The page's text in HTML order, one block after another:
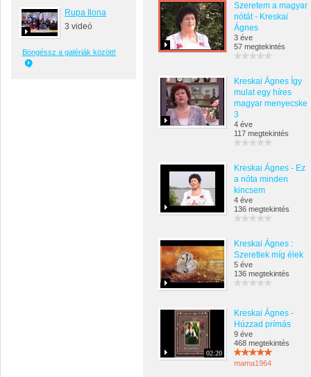
Rupa Ilona
3 videó
Böngéssz a galériák között!
Szeretem a magyar
nótát - Kreskai
Ágnes
3 éve
57 megtekintés
Kreskai Ágnes Így
mulat egy híres
magyar menyecske
3
4 éve
117 megtekintés
Kreskai Ágnes - Ez
a nóta minden
kincsem
4 éve
136 megtekintés
Kreskai Ágnes :
Szeretlek míg élek
5 éve
136 megtekintés
02:20
Kreskai Ágnes -
Húzzad prímás
9 éve
468 megtekintés
mama1964